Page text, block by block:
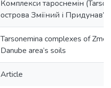
Комплекси тароснемін
острова Зміїний і Придунав’я
Tarsonemina complexes of
Danube area’s soils
Article